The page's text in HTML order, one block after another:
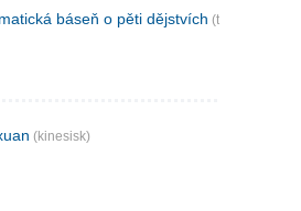
báseň o pěti dějstvích (tsjekkisk)
(kinesisk)